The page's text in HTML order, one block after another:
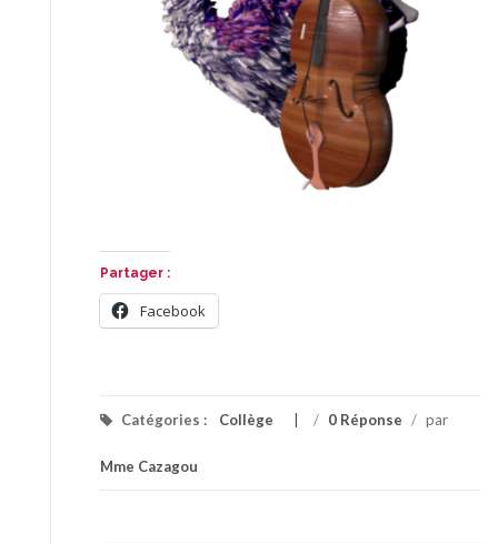
Partager :
Facebook
Catégories : Collège / 0 Réponse / par
Mme Cazagou